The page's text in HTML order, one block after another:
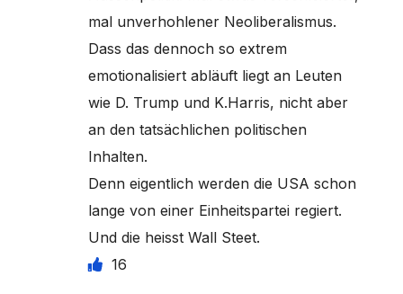
mal unverhohlener Neoliberalismus.
Dass das dennoch so extrem
emotionalisiert abläuft liegt an Leuten
wie D. Trump und K.Harris, nicht aber
an den tatsächlichen politischen
Inhalten.
Denn eigentlich werden die USA schon
lange von einer Einheitspartei regiert.
Und die heisst Wall Steet.
16